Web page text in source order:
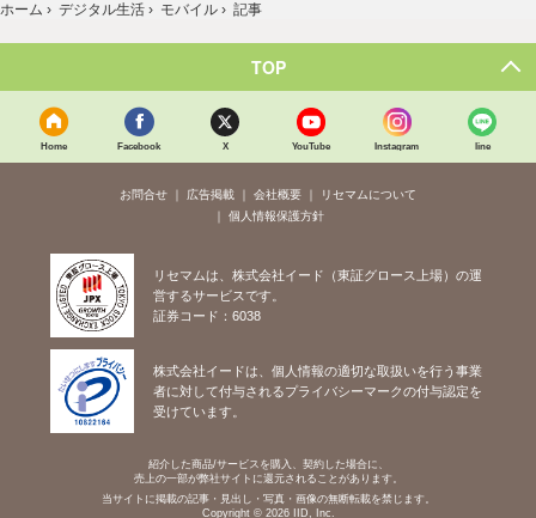
ホーム › デジタル生活 › モバイル › 記事
TOP
Home Facebook X YouTube Instagram line
お問合せ 広告掲載 会社概要
リセマムについて
個人情報保護方針
リセマムは、株式会社イード（東証グロース上場）の運
営するサービスです。
証券コード：6038
株式会社イードは、個人情報の適切な取扱いを行う事業
者に対して付与されるプライバシーマークの付与認定を
受けています。
紹介した商品/サービスを購入、契約した場合に、
売上の一部が弊社サイトに還元されることがあります。
当サイトに掲載の記事・見出し・写真・画像の無断転載を禁じます。
Copyright © 2026 IID, Inc.